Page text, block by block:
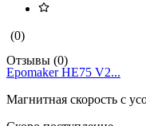
(0)
Отзывы (0)
Epomaker HE75 V2...
Магнитная скорость с